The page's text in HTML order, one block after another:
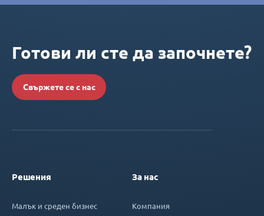
Готови ли сте да започнете?
Свържете се с нас
Решения
Малък и среден бизнес
За нас
Компания